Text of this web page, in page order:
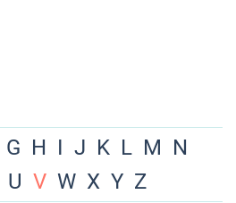
G H I J K L M N
U V W X Y Z